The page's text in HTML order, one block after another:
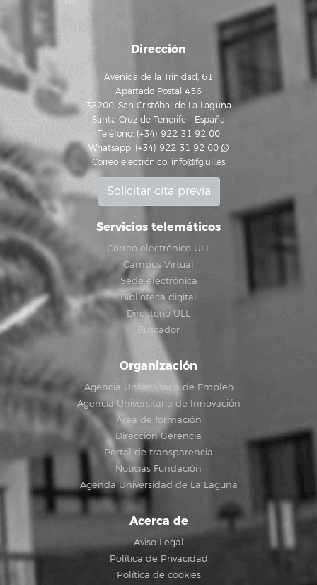
Dirección
Avenida de la Trinidad, 61
Apartado Postal 456
38200, San Cristóbal de La Laguna
Santa Cruz de Tenerife - España
Teléfono: (+34) 922 31 92 00
Whatsapp: (+34) 922 31 92 00
Correo electrónico: info@fg.ull.es
Solicitar cita previa
Servicios telemáticos
Correo electrónico ULL
Campus Virtual
Sede electrónica
Biblioteca digital
Directorio ULL
Buscador
Organización
Agencia Universitaria de Empleo
Agencia Universitaria de Innovación
Área de formación
Dirección Gerencia
Portal de transparencia
Noticias Fundación
Agenda Universidad de La Laguna
Acerca de
Aviso Legal
Política de Privacidad
Política de cookies